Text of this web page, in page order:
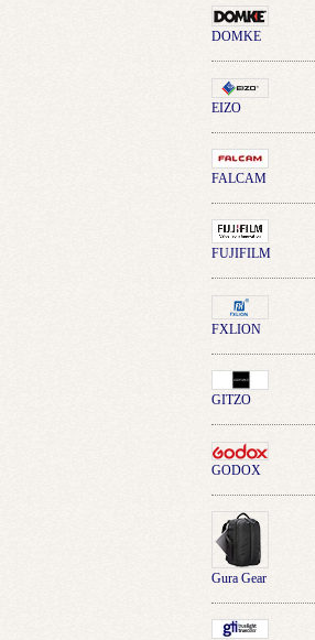
DOMKE
EIZO
FALCAM
FUJIFILM
FXLION
GITZO
GODOX
Gura Gear